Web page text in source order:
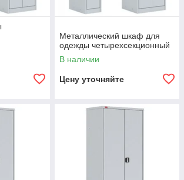
Металлический шкаф для
одежды четырехсекционный
В наличии
Цену уточняйте